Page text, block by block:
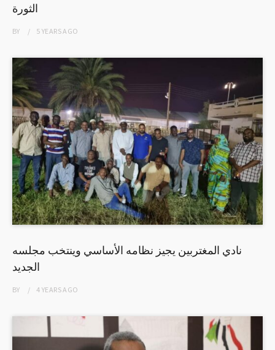
الثورة
BY 5 YEARSAGO
نادي المغتربين يجيز نظامه الأساسي وينتخب مجلسه
الجديد
BY 4 YEARSAGO